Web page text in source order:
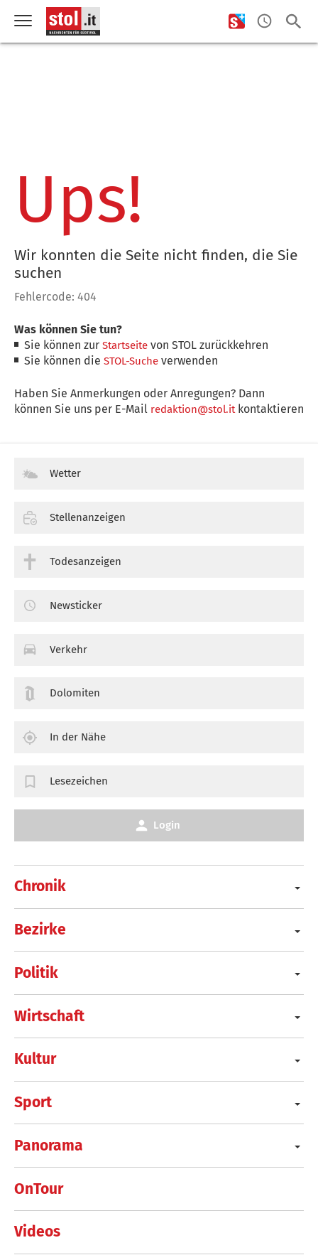
Ups!
Wir konnten die Seite nicht finden, die Sie
suchen
Fehlercode: 404
Was können Sie tun?
Sie können zurStartseite von STOL zurückkehren
Sie können dieSTOL-Suche verwenden
Haben Sie Anmerkungen oder Anregungen? Dann
können Sie uns per E-Mail redaktion@stol.itkontaktieren
Chronik
Bezirke
Politik
Wirtschaft
Kultur
Sport
Panorama
OnTour
Videos
Wetter
Stellenanzeigen
Todesanzeigen
Newsticker
Verkehr
Dolomiten
In der Nähe
Lesezeichen
Login